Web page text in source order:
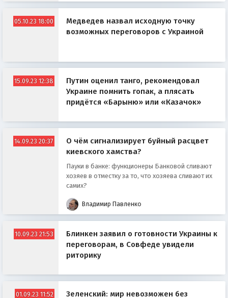
05.10.23 18:00
Медведев назвал исходную точку
возможных переговоров с Украиной
15.09.23 12:38
Путин оценил танго, рекомендовал
Украине помнить гопак, а плясать
придётся «Барыню» или «Казачок»
14.09.23 20:37
О чём сигнализирует буйный расцвет
киевского хамства?
Пауки в банке: функционеры Банковой сливают
хозяев в отместку за то, что хозяева сливают их
самих?
Владимир Павленко
10.09.23 21:53
Блинкен заявил о готовности Украины к
переговорам, в Совфеде увидели
риторику
01.09.23 11:52 Зеленский: мир невозможен без